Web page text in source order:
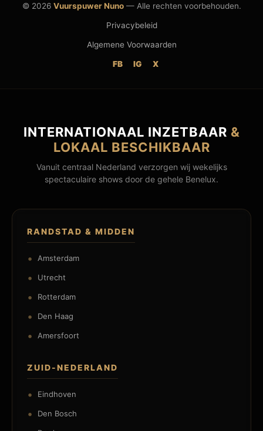
© 2026 Vuurspuwer Nuno— Alle rechten voorbehouden.
Privacybeleid
Algemene Voorwaarden
FB IG X
INTERNATIONAAL INZETBAAR &
LOKAAL BESCHIKBAAR
Vanuit centraal Nederland verzorgen wij wekelijks
spectaculaire shows door de gehele Benelux.
RANDSTAD & MIDDEN
Amsterdam
Utrecht
Rotterdam
Den Haag
Amersfoort
ZUID-NEDERLAND
Eindhoven
Den Bosch